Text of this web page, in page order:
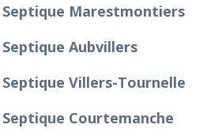
Septique Marestmontiers
Septique Aubvillers
Septique Villers-Tournelle
Septique Courtemanche